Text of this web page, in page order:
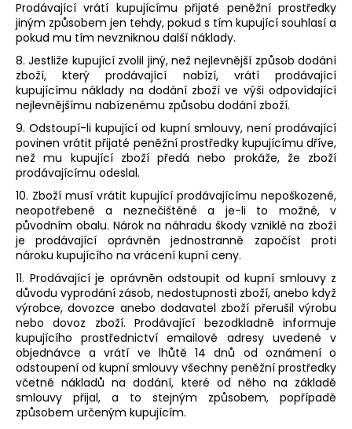
Prodávající vrátí kupujícímu přijaté peněžní prostředky
jiným způsobem jen tehdy, pokud s tím kupující souhlasí a
pokud mu tím nevzniknou další náklady.
8. Jestliže kupující zvolil jiný, než nejlevnější způsob dodání
zboží, který prodávající nabízí, vrátí prodávající
kupujícímu náklady na dodání zboží ve výši odpovídající
nejlevnějšímu nabízenému způsobu dodání zboží.
9. Odstoupí-li kupující od kupní smlouvy, není prodávající
povinen vrátit přijaté peněžní prostředky kupujícímu dříve,
než mu kupující zboží předá nebo prokáže, že zboží
prodávajícímu odeslal.
10. Zboží musí vrátit kupující prodávajícímu nepoškozené,
neopotřebené a neznečištěné a je-li to možné, v
původním obalu. Nárok na náhradu škody vzniklé na zboží
je prodávající oprávněn jednostranně započíst proti
nároku kupujícího na vrácení kupní ceny.
11. Prodávající je oprávněn odstoupit od kupní smlouvy z
důvodu vyprodání zásob, nedostupnosti zboží, anebo když
výrobce, dovozce anebo dodavatel zboží přerušil výrobu
nebo dovoz zboží. Prodávající bezodkladně informuje
kupujícího prostřednictví emailové adresy uvedené v
objednávce a vrátí ve lhůtě 14 dnů od oznámení o
odstoupení od kupní smlouvy všechny peněžní prostředky
včetně nákladů na dodání, které od něho na základě
smlouvy přijal, a to stejným způsobem, popřípadě
způsobem určeným kupujícím.